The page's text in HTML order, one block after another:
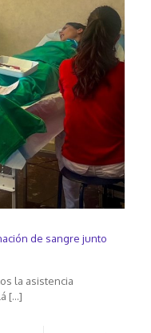
de sangre junto
la asistencia
[…]